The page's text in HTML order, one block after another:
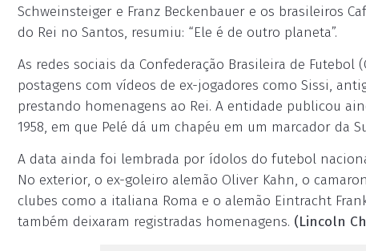
Schweinsteiger e Franz Beckenbauer e os brasileiros
do Rei no Santos, resumiu: “Ele é de outro planeta”.
As redes sociais da Confederação Brasileira de Futebol
postagens com vídeos de ex-jogadores como Sissi,
prestando homenagens ao Rei. A entidade publicou
1958, em que Pelé dá um chapéu em um marcador da
A data ainda foi lembrada por ídolos do futebol
No exterior, o ex-goleiro alemão Oliver Kahn, o
clubes como a italiana Roma e o alemão Eintracht
também deixaram registradas homenagens. (Lincoln